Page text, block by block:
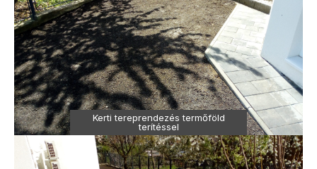
Kerti tereprendezés termőföld
terítéssel